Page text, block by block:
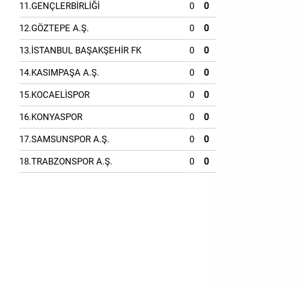
11.GENÇLERBİRLİĞİ 0 0
12.GÖZTEPE A.Ş. 0 0
13.İSTANBUL BAŞAKŞEHİR FK 0 0
14.KASIMPAŞA A.Ş. 0 0
15.KOCAELİSPOR 0 0
16.KONYASPOR 0 0
17.SAMSUNSPOR A.Ş. 0 0
18.TRABZONSPOR A.Ş. 0 0